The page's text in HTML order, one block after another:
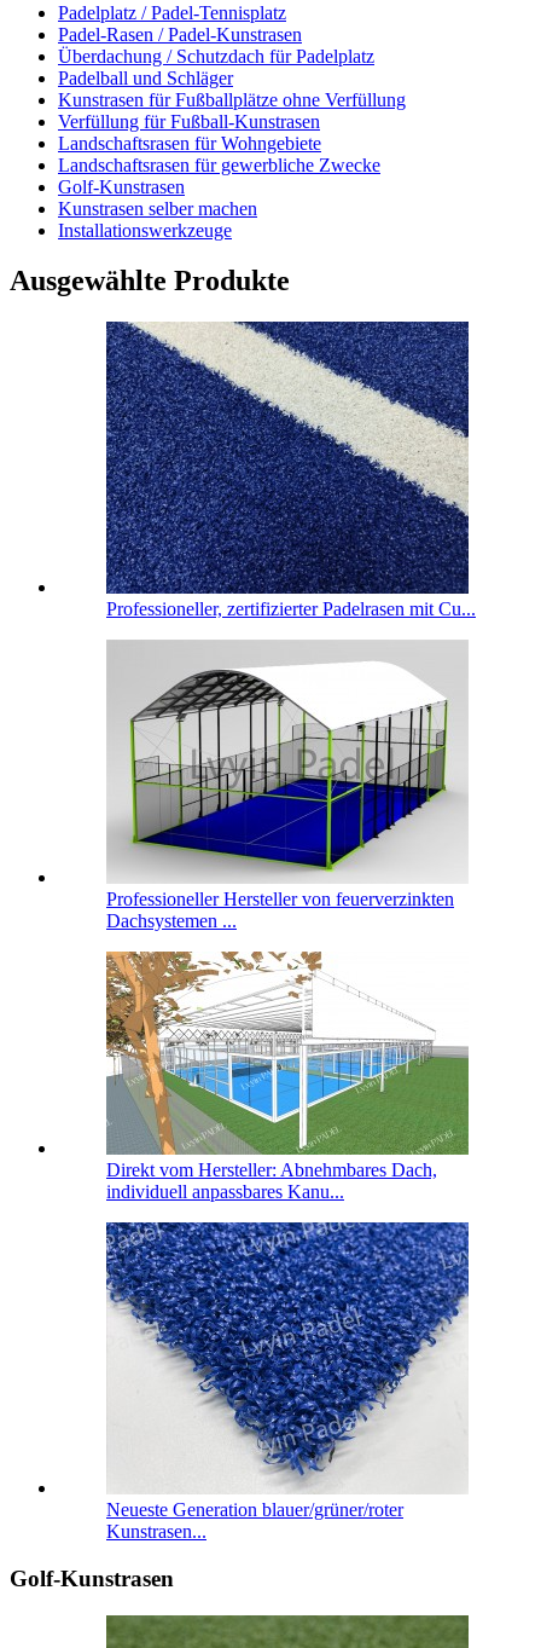
Padelplatz / Padel-Tennisplatz
Padel-Rasen / Padel-Kunstrasen
Überdachung / Schutzdach für Padelplatz
Padelball und Schläger
Kunstrasen für Fußballplätze ohne Verfüllung
Verfüllung für Fußball-Kunstrasen
Landschaftsrasen für Wohngebiete
Landschaftsrasen für gewerbliche Zwecke
Golf-Kunstrasen
Kunstrasen selber machen
Installationswerkzeuge
Ausgewählte Produkte
Professioneller, zertifizierter Padelrasen mit Cu...
Professioneller Hersteller von feuerverzinkten
Dachsystemen ...
Direkt vom Hersteller: Abnehmbares Dach,
individuell anpassbares Kanu...
Neueste Generation blauer/grüner/roter
Kunstrasen...
Golf-Kunstrasen